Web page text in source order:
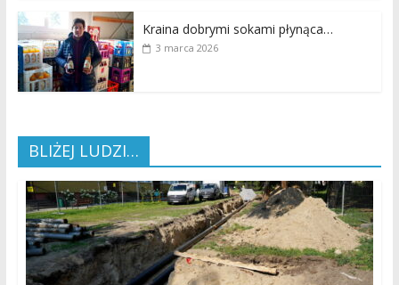
Kraina dobrymi sokami płynąca…
3 marca 2026
BLIŻEJ LUDZI…